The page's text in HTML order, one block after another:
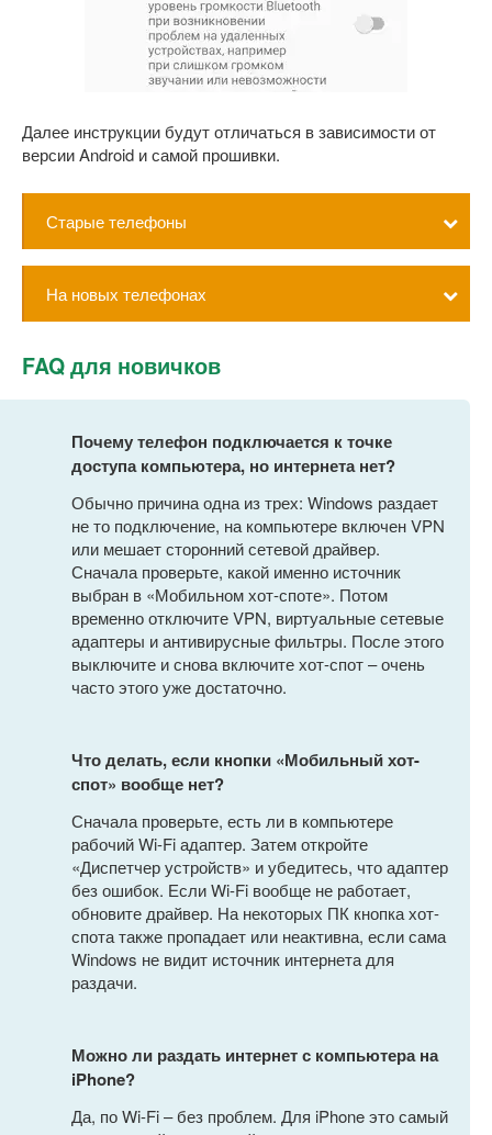
Далее инструкции будут отличаться в зависимости от
версии Android и самой прошивки.
Старые телефоны
На новых телефонах
FAQ для новичков
Почему телефон подключается к точке
доступа компьютера, но интернета нет?
Обычно причина одна из трех: Windows раздает
не то подключение, на компьютере включен VPN
или мешает сторонний сетевой драйвер.
Сначала проверьте, какой именно источник
выбран в «Мобильном хот-споте». Потом
временно отключите VPN, виртуальные сетевые
адаптеры и антивирусные фильтры. После этого
выключите и снова включите хот-спот – очень
часто этого уже достаточно.
Что делать, если кнопки «Мобильный хот-
спот» вообще нет?
Сначала проверьте, есть ли в компьютере
рабочий Wi-Fi адаптер. Затем откройте
«Диспетчер устройств» и убедитесь, что адаптер
без ошибок. Если Wi-Fi вообще не работает,
обновите драйвер. На некоторых ПК кнопка хот-
спота также пропадает или неактивна, если сама
Windows не видит источник интернета для
раздачи.
Можно ли раздать интернет с компьютера на
iPhone?
Да, по Wi-Fi – без проблем. Для iPhone это самый